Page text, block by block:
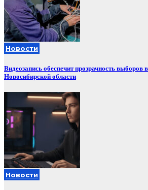
Новости
Видеозапись обеспечит прозрачность выборов
Новосибирской области
Новости